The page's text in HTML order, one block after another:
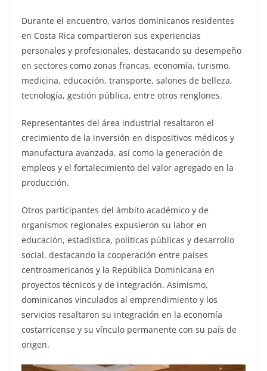
Durante el encuentro, varios dominicanos residentes
en Costa Rica compartieron sus experiencias
personales y profesionales, destacando su desempeño
en sectores como zonas francas, economía, turismo,
medicina, educación, transporte, salones de belleza,
tecnología, gestión pública, entre otros renglones.
Representantes del área industrial resaltaron el
crecimiento de la inversión en dispositivos médicos y
manufactura avanzada, así como la generación de
empleos y el fortalecimiento del valor agregado en la
producción.
Otros participantes del ámbito académico y de
organismos regionales expusieron su labor en
educación, estadística, políticas públicas y desarrollo
social, destacando la cooperación entre países
centroamericanos y la República Dominicana en
proyectos técnicos y de integración. Asimismo,
dominicanos vinculados al emprendimiento y los
servicios resaltaron su integración en la economía
costarricense y su vínculo permanente con su país de
origen.